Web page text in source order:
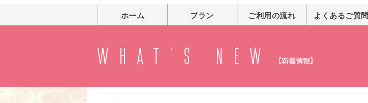
ホーム プラン ご利用の流れ よくあるご質問